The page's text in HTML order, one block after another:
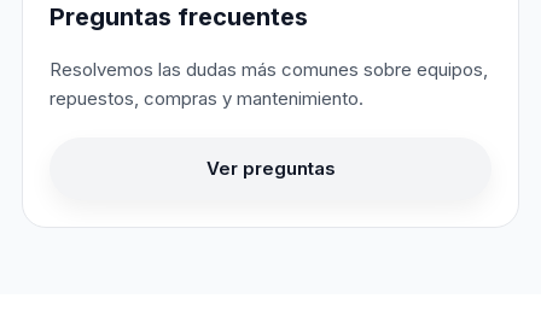
Preguntas frecuentes
Resolvemos las dudas más comunes sobre equipos,
repuestos, compras y mantenimiento.
Ver preguntas